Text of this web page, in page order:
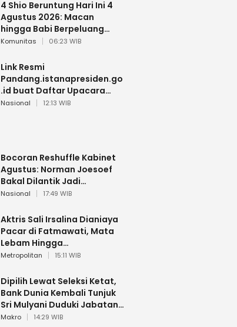
4 Shio Beruntung Hari Ini 4
Agustus 2026: Macan
hingga Babi Berpeluang
Dapat Kabar Baik
Komunitas 06:23 WIB
Link Resmi
Pandang.istanapresiden.go
.id buat Daftar Upacara
Bendera HUT RI di Istana
Nasional 12:13 WIB
Bocoran Reshuffle Kabinet
Agustus: Norman Joesoef
Bakal Dilantik Jadi
Wamenhan RI
Nasional 17:49 WIB
Aktris Sali Irsalina Dianiaya
Pacar di Fatmawati, Mata
Lebam Hingga
Diselamatkan Polantas
Metropolitan 15:11 WIB
Dipilih Lewat Seleksi Ketat,
Bank Dunia Kembali Tunjuk
Sri Mulyani Duduki Jabatan
Strategis
Makro 14:29 WIB